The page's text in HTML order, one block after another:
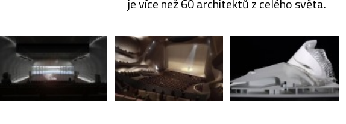
je více než 60 architektů z celého světa.